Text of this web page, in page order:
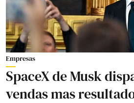
Empresas
SpaceX de Musk
vendas mas